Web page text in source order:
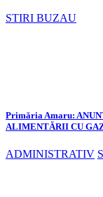
STIRI BUZAU
Primăria Amaru:
ALIMENTĂRII CU
ADMINISTRATIV